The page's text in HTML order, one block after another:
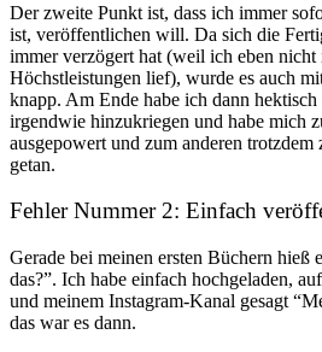
Der zweite Punkt ist, dass ich immer
ist, veröffentlichen will. Da sich die
immer verzögert hat (weil ich eben nicht
Höchstleistungen lief), wurde es auch
knapp. Am Ende habe ich dann hektisch
irgendwie hinzukriegen und habe mich
ausgepowert und zum anderen
getan.
Fehler Nummer 2: Einfach
Gerade bei meinen ersten Büchern hieß
das?”. Ich habe einfach hochgeladen,
und meinem Instagram-Kanal gesagt
das war es dann.